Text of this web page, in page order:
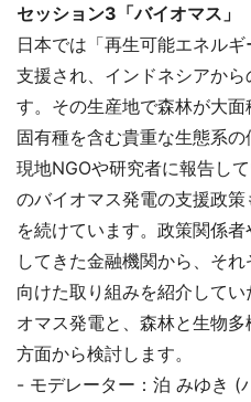
セッション3「バイオマス」
日本では「再生可能エネル
支援され、インドネシアか
す。その生産地で森林が大
固有種を含む貴重な生態系の
現地NGOや研究者に報告し
のバイオマス発電の支援政
を続けています。政策関係
してきた金融機関から、そ
向けた取り組みを紹介して
オマス発電と、森林と生物
方面から検討します。
- モデレーター：泊 みゆき (